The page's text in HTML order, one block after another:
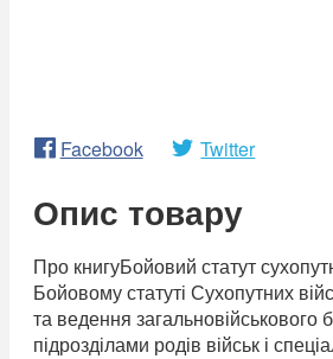
Facebook Twitter
Опис товару
Про книгуБойовий статут
Бойовому статуті Сухопутних
та ведення загальновійськового
підрозділами родів військ і